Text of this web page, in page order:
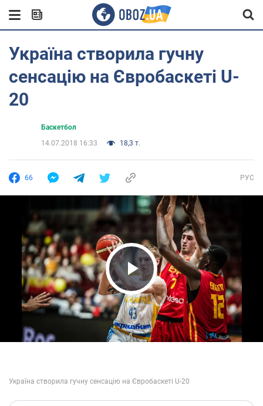
Україна створила гучну
сенсацію на Євробаскеті U-
20
Баскетбол
14.07.2018 16:33
18,3 т.
66 РУС
Play Video